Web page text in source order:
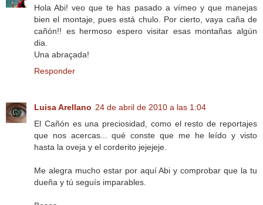
Hola Abi! veo que te has pasado a vímeo y que manejas
bien el montaje, pues está chulo. Por cierto, vaya caña de
cañón!! es hermoso espero visitar esas montañas algún
dia.
Una abraçada!
Responder
Luisa Arellano 24 de abril de 2010 a las 1:04
El Cañón es una preciosidad, como el resto de reportajes
que nos acercas... qué conste que me he leído y visto
hasta la oveja y el corderito jejejeje.
Me alegra mucho estar por aquí Abi y comprobar que la tu
dueña y tú seguís imparables.